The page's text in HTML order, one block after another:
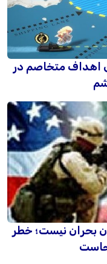
اهداف متخاصم در
بحران نیست؛ خطر